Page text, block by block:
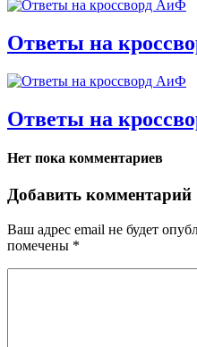
Ответы на
Ответы на
Нет пока комментариев
Добавить комментарий
Ваш адрес email не будет
помечены *